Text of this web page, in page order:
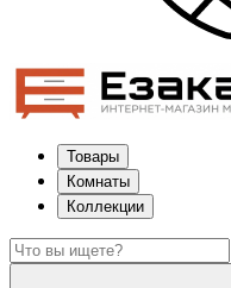
Товары
Комнаты
Коллекции